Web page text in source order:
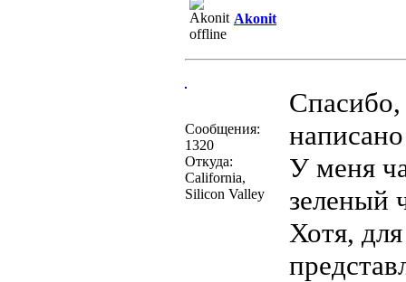
Akonit
Сообщения:
1320
Откуда:
California,
Silicon Valley
Спасибо,
У меня
зеленый
Хотя,